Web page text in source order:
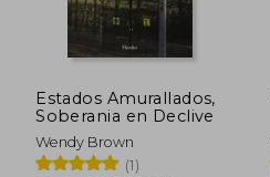
Estados Amurallados,
Soberania en Declive
Wendy Brown
(1)